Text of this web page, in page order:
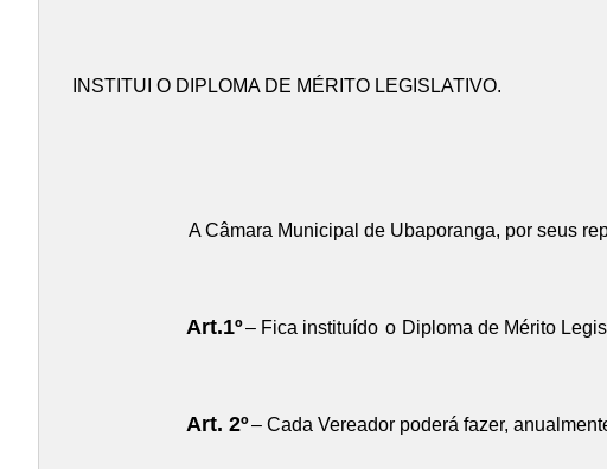
INSTITUI O DIPLOMA DE MÉRITO LEGISLATIVO.
A Câmara Municipal de Ubaporanga, por seus
Art.1º– Fica instituído o Diploma de Mérito
Art. 2º– Cada Vereador poderá fazer,